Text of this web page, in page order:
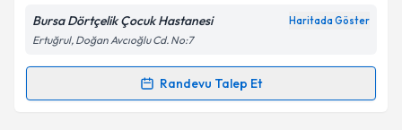
Kişisel verilerimin işlenmesine ilişkin
Aydınlatma
Metni'ni okudum ve kişisel verilerimin belirtilen
kapsamda işlenmesini kabul ediyorum.
Bursa Dörtçelik Çocuk Hastanesi Haritada Göster
Ertuğrul, Doğan Avcıoğlu Cd. No:7
Randevu Talep Et
Randevu Takvimi Talebi